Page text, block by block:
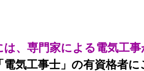
は、専門家による電気工
電気工事士」の有資格者